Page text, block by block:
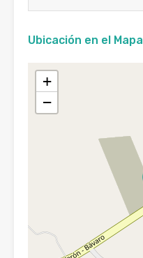
Ubicación en el Mapa
+
−